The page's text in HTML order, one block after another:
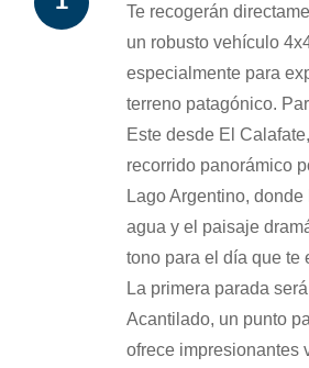
Te recogerán
un robusto vehículo
especialmente para
terreno patagónico.
Este desde El
recorrido panorámico
Lago Argentino,
agua y el paisaje
tono para el día que te
La primera parada
Acantilado, un punto
ofrece impresionantes